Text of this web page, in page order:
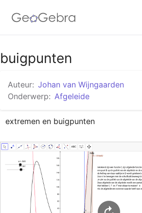
Google Classroom
GeoGebra Klaslokaal
Aanmelden
buigpunten
Auteur: Johan van Wijngaarden
Onderwerp: Afgeleide
extremen en buigpunten